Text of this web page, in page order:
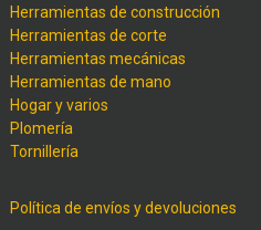
Herramientas de construcción
Herramientas de corte
Herramientas mecánicas
Herramientas de mano
Hogar y varios
Plomería
Tornillería
Política de envíos y devoluciones